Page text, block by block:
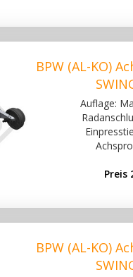
BPW (AL-KO)
Auflage:
Preis
BPW (AL-KO)